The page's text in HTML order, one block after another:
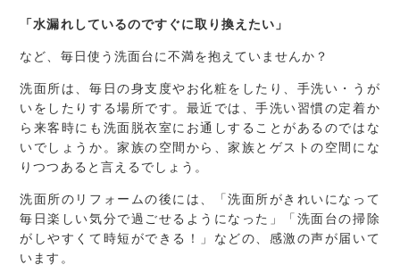
「水漏れしているのですぐに取り換えたい」
など、毎日使う洗面台に不満を抱えていませんか？
洗面所は、毎日の身支度やお化粧をしたり、手洗い・うが
いをしたりする場所です。最近では、手洗い習慣の定着か
ら来客時にも洗面脱衣室にお通しすることがあるのではな
いでしょうか。家族の空間から、家族とゲストの空間にな
りつつあると言えるでしょう。
洗面所のリフォームの後には、「洗面所がきれいになって
毎日楽しい気分で過ごせるようになった」「洗面台の掃除
がしやすくて時短ができる！」などの、感激の声が届いて
います。